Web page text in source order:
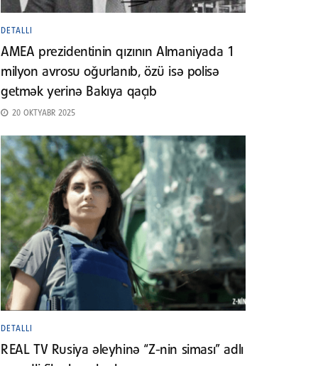
DETALLI
AMEA prezidentinin qızının Almaniyada 1
milyon avrosu oğurlanıb, özü isə polisə
getmək yerinə Bakıya qaçıb
20 OKTYABR 2025
DETALLI
REAL TV Rusiya əleyhinə “Z-nin siması” adlı